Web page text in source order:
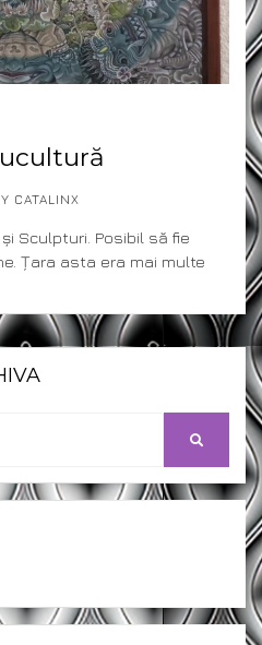
CATALINX
Sculpturi. Posibil să fie
Țara asta era mai multe
SEARCH